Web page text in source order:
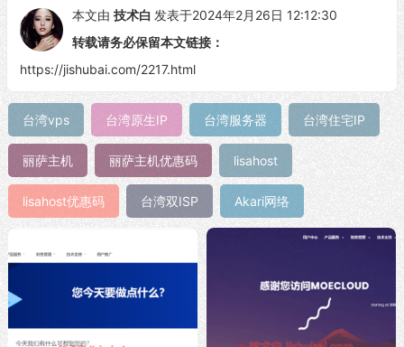
本文由 技术白 发表于2024年2月26日 12:12:30
转载请务必保留本文链接：
https://jishubai.com/2217.html
台湾vps 台湾原生IP 台湾服务器 台湾住宅IP
丽萨主机 丽萨主机优惠码 lisahost
lisahost优惠码 台湾双ISP Akari网络